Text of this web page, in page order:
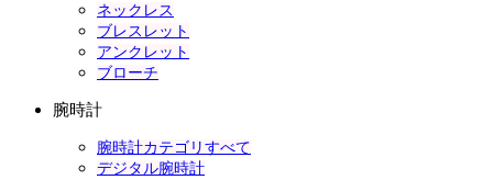
ネックレス
ブレスレット
アンクレット
ブローチ
腕時計
腕時計カテゴリすべて
デジタル腕時計